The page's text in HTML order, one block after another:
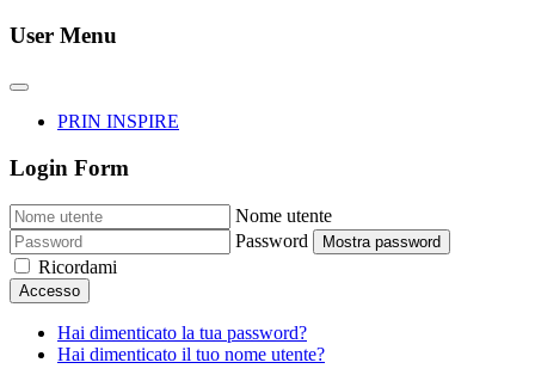
User Menu
PRIN INSPIRE
Login Form
Nome utente
Password
Mostra password
Ricordami
Accesso
Hai dimenticato la tua password?
Hai dimenticato il tuo nome utente?